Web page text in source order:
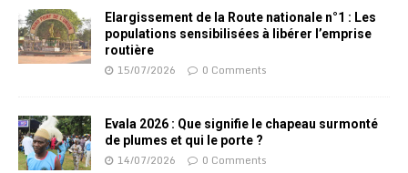
Elargissement de la Route nationale n°1 : Les
populations sensibilisées à libérer l’emprise
routière
15/07/2026 0 Comments
Evala 2026 : Que signifie le chapeau surmonté
de plumes et qui le porte ?
14/07/2026 0 Comments